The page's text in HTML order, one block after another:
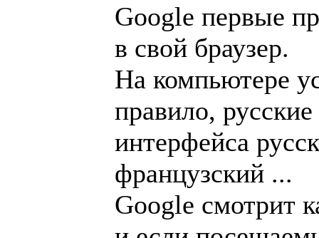
Google первые
в свой браузер.
На компьютере
правило,
интерфейса
французский ...
Google смотрит